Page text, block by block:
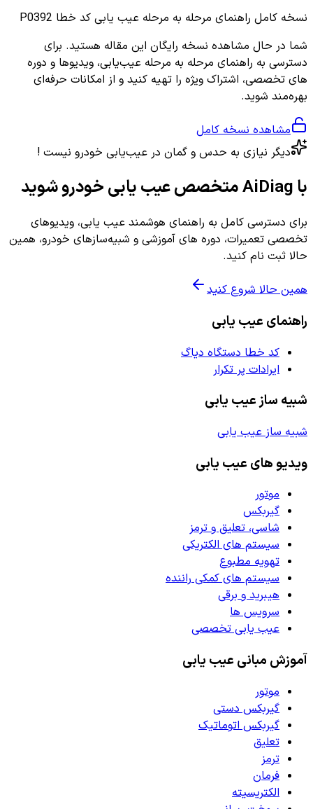
نسخه کامل راهنمای مرحله به مرحله عیب یابی کد خطا P0392
شما در حال مشاهده نسخه رایگان این مقاله هستید. برای
دسترسی به راهنمای مرحله به مرحله عیب‌یابی، ویدیوها و دوره
های تخصصی، اشتراک ویژه را تهیه کنید و از امکانات حرفه‌ای
بهره‌مند شوید.
مشاهده نسخه کامل
دیگر نیازی به حدس و گمان در عیب‌یابی خودرو نیست !
با AiDiag متخصص عیب یابی خودرو شوید
برای دسترسی کامل به راهنمای هوشمند عیب یابی، ویدیوهای
تخصصی تعمیرات، دوره های آموزشی و شبیه‌سازهای خودرو، همین
حالا ثبت نام کنید.
همین حالا شروع کنید
راهنمای عیب یابی
کد خطا دستگاه دیاگ
ایرادات پر تکرار
شبیه ساز عیب یابی
شبیه ساز عیب یابی
ویدیو های عیب یابی
موتور
گیربکس
شاسی، تعلیق و ترمز
سیستم های الکتریکی
تهویه مطبوع
سیستم های کمکی راننده
هیبرید و برقی
سرویس ها
عیب یابی تخصصی
آموزش مبانی عیب یابی
موتور
گیربکس دستی
گیربکس اتوماتیک
تعلیق
ترمز
فرمان
الکتریسیته